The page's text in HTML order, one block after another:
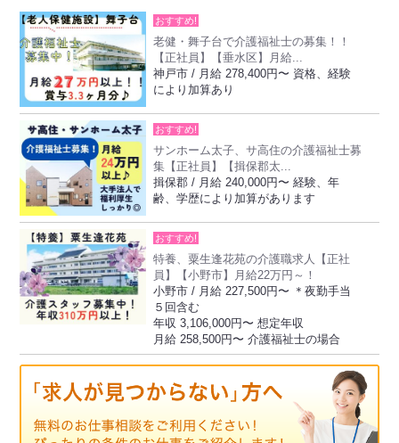
おすすめ!
老健・舞子台で介護福祉士の募集！！
【正社員】【垂水区】月給...
神戸市 / 月給 278,400円〜 資格、経験
により加算あり
おすすめ!
サンホーム太子、サ高住の介護福祉士募
集【正社員】【揖保郡太...
揖保郡 / 月給 240,000円〜 経験、年
齢、学歴により加算があります
おすすめ!
特養、粟生逢花苑の介護職求人【正社
員】【小野市】月給22万円～！
小野市 / 月給 227,500円〜 ＊夜勤手当
５回含む
年収 3,106,000円〜 想定年収
月給 258,500円〜 介護福祉士の場合